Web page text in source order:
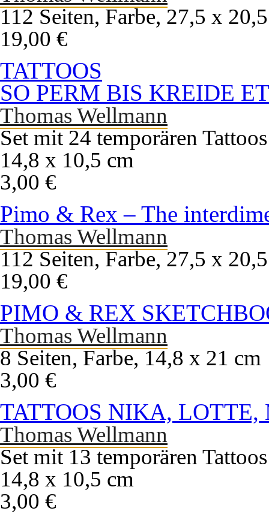
112 Seiten, Farbe, 27,5 x
19,00 €
TATTOOS
SO PERM BIS KREIDE
Thomas Wellmann
Set mit 24 temporären Tattoos
14,8 x 10,5 cm
3,00 €
Pimo & Rex – The
Thomas Wellmann
112 Seiten, Farbe, 27,5 x
19,00 €
PIMO & REX
Thomas Wellmann
8 Seiten, Farbe, 14,8 x 21 cm
3,00 €
TATTOOS NIKA,
Thomas Wellmann
Set mit 13 temporären Tattoos
14,8 x 10,5 cm
3,00 €